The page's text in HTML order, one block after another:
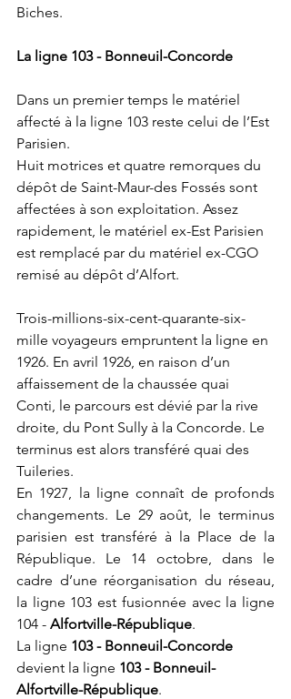
Biches.
La ligne 103 - Bonneuil-Concorde
Dans un premier temps le matériel
affecté à la ligne 103 reste celui de l’Est
Parisien.
Huit motrices et quatre remorques du
dépôt de Saint-Maur-des Fossés sont
affectées à son exploitation. Assez
rapidement, le matériel ex-Est Parisien
est remplacé par du matériel ex-CGO
remisé au dépôt d’Alfort.
Trois-millions-six-cent-quarante-six-
mille voyageurs empruntent la ligne en
1926. En avril 1926, en raison d’un
affaissement de la chaussée quai
Conti, le parcours est dévié par la rive
droite, du Pont Sully à la Concorde. Le
terminus est alors transféré quai des
Tuileries.
En 1927, la ligne connaît de profonds
changements. Le 29 août, le terminus
parisien est transféré à la Place de la
République. Le 14 octobre, dans le
cadre d’une réorganisation du réseau,
la ligne 103 est fusionnée avec la ligne
104 - Alfortville-République.
La ligne 103 - Bonneuil-Concorde
devient la ligne 103 - Bonneuil-
Alfortville-République.